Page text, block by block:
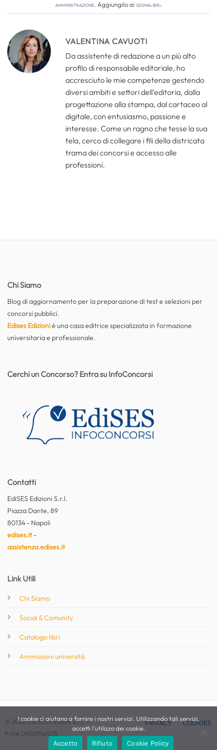
amministrazione. Aggiungilo ai segnalibri.
VALENTINA CAVUOTI
Da assistente di redazione a un più alto
profilo di responsabile editoriale, ho
accresciuto le mie competenze gestendo
diversi ambiti e settori dell’editoria, dalla
progettazione alla stampa, dal cartaceo al
digitale, con entusiasmo, passione e
interesse. Come un ragno che tesse la sua
tela, cerco di collegare i fili della districata
trama dei concorsi e accesso alle
professioni.
Chi Siamo
Blog di aggiornamento per la preparazione di test e selezioni per
concorsi pubblici.
Edises Edizioniè una casa editrice specializzata in formazione
universitaria e professionale.
Contatti
EdiSES Edizioni S.r.l.
Piazza Dante, 89
80134 - Napoli
edises.it-
assistenza.edises.it
Link Utili
Chi Siamo
Social & Comunity
Catalogo libri
Ammissioni università
Cerchi un Concorso? Entra su InfoConcorsi
© 2026 EdiSES Edizioni S.r.l. -
P.IVA 09029561215
PRIVACY COOKIES
I cookie ci aiutano a fornire i nostri servizi. Utilizzando tali servizi,
accetti l'utilizzo dei cookie.
Accetto
Rifiuto Cookie Policy